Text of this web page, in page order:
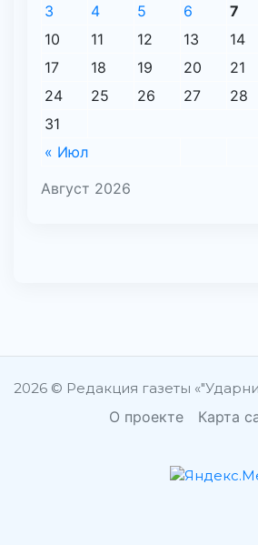
Август 2026
« Июл
3
4 5 6 7
10
11 12 13 14
17
18 19 20 21
24
25 26 27 28
31
2026 © Редакция газеты
О проекте Карта